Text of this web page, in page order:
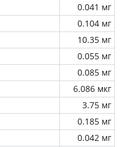
0.041 мг
0.104 мг
10.35 мг
0.055 мг
0.085 мг
6.086 мкг
3.75 мг
0.185 мг
0.042 мг